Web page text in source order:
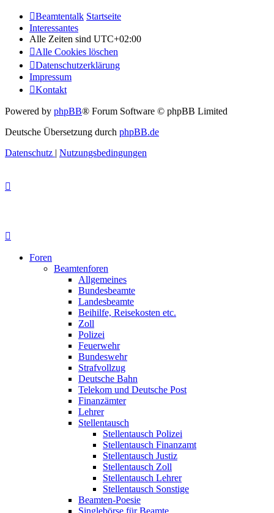
Beamtentalk Startseite
Interessantes
Alle Zeiten sind UTC+02:00
Alle Cookies löschen
Datenschutzerklärung
Impressum
Kontakt
Powered by phpBB® Forum Software © phpBB Limited
Deutsche Übersetzung durch phpBB.de
Datenschutz | Nutzungsbedingungen
Foren
Beamtenforen
Allgemeines
Bundesbeamte
Landesbeamte
Beihilfe, Reisekosten etc.
Zoll
Polizei
Feuerwehr
Bundeswehr
Strafvollzug
Deutsche Bahn
Telekom und Deutsche Post
Finanzämter
Lehrer
Stellentausch
Stellentausch Polizei
Stellentausch Finanzamt
Stellentausch Justiz
Stellentausch Zoll
Stellentausch Lehrer
Stellentausch Sonstige
Beamten-Poesie